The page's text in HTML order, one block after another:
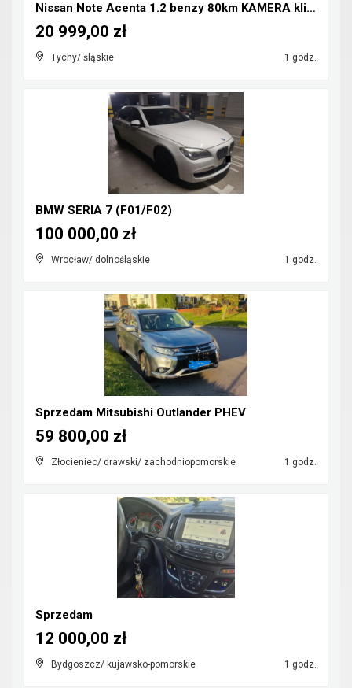
Nissan Note Acenta 1.2 benzy 80km KAMERA klima NAV...
Tychy/ śląskie 1 godz.
20 999,00 zł
BMW SERIA 7 (F01/F02)
Wrocław/ dolnośląskie 1 godz.
100 000,00 zł
Sprzedam Mitsubishi Outlander PHEV
Złocieniec/ drawski/ zachodniopomorskie 1 godz.
59 800,00 zł
Sprzedam
Bydgoszcz/ kujawsko-pomorskie 1 godz.
12 000,00 zł